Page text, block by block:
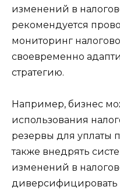
изменений в
рекомендуется
мониторинг
своевременно
стратегию.
Например, бизнес
использования
резервы для уплаты
также внедрять
изменений в
диверсифицировать